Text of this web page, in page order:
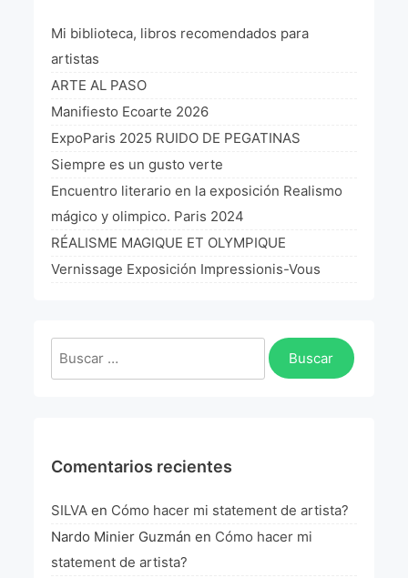
L’art Colombien à Paris 2019
L’art Latino-américain à Paris 2019
Reflecting Source. NY 2019
«Sincronías con sentido» Bogotá Colombia 2019
«Huellas trashumantes» New York 2018
Commissaire D’exposition
Manifiesto Ecoarte
Mi biblioteca, libros recomendados para
artistas
ARTE AL PASO
Manifiesto Ecoarte 2026
ExpoParis 2025 RUIDO DE PEGATINAS
Siempre es un gusto verte
Encuentro literario en la exposición Realismo
mágico y olimpico. Paris 2024
RÉALISME MAGIQUE ET OLYMPIQUE
Vernissage Exposición Impressionis-Vous
Buscar:
Comentarios recientes
SILVA en Cómo hacer mi statement de artista?
Nardo Minier Guzmán en Cómo hacer mi
statement de artista?